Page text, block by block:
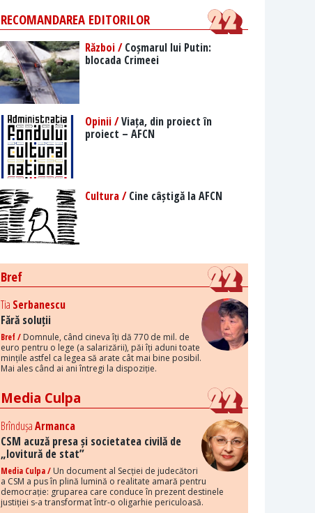
RECOMANDAREA EDITORILOR
Război /Coșmarul lui Putin:
blocada Crimeei
Opinii /Viața, din proiect în
proiect – AFCN
Cultura /Cine câștigă la AFCN
Bref
Tia Serbanescu
Fără soluții
Bref / Domnule, când cineva îți dă 770 de mil. de
euro pentru o lege (a salarizării), păi îți aduni toate
mințile astfel ca legea să arate cât mai bine posibil.
Mai ales când ai ani întregi la dispoziție.
Media Culpa
BrîndușaArmanca
CSM acuză presa și societatea civilă de
„lovitură de stat”
Media Culpa / Un document al Secției de judecători
a CSM a pus în plină lumină o realitate amară pentru
democrație: gruparea care conduce în prezent destinele
justiției s-a transformat într-o oligarhie periculoasă.